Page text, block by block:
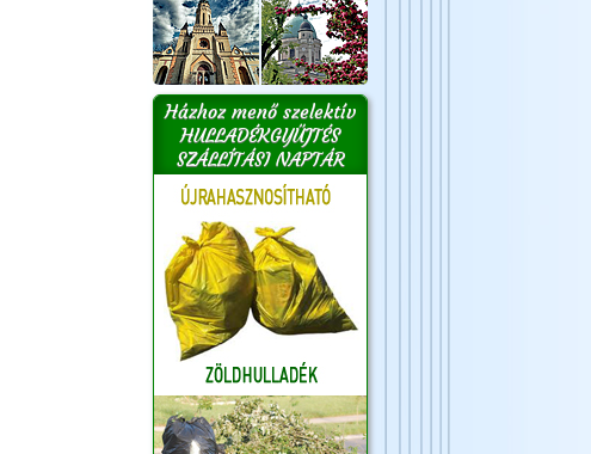
Házhoz menő szelektív
HULLADÉKGYŰJTÉS
SZÁLLÍTÁSI NAPTÁR